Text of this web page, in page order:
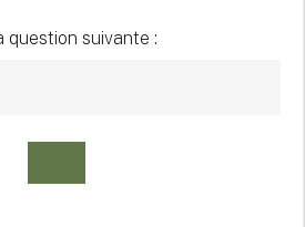
question suivante :